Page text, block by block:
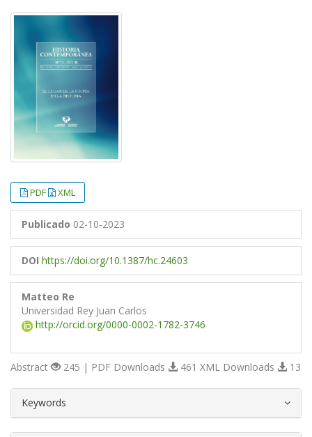
PDF XML
Publicado 02-10-2023
DOI https://doi.org/10.1387/hc.24603
Matteo Re
Universidad Rey Juan Carlos
http://orcid.org/0000-0002-1782-3746
Abstract 245 | PDF Downloads 461 XML Downloads 13
Keywords